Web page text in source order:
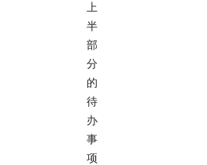
上
半
部
分
的
待
办
事
项